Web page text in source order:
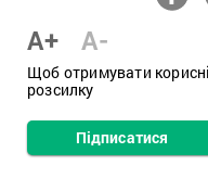
A+ A-
Щоб отримувати
розсилку
Підписатися